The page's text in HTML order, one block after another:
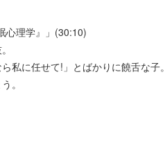
心理学』」(30:10)
私に任せて!」とばかりに饒舌な子
。